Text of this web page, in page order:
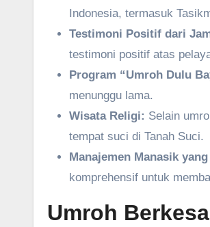
Indonesia, termasuk
Testimoni Positif dari
testimoni positif atas
Program “Umroh Dulu
menunggu lama.
Wisata Religi: Selain
tempat suci di Tanah Suci.
Manajemen Manasik
komprehensif untuk
Umroh